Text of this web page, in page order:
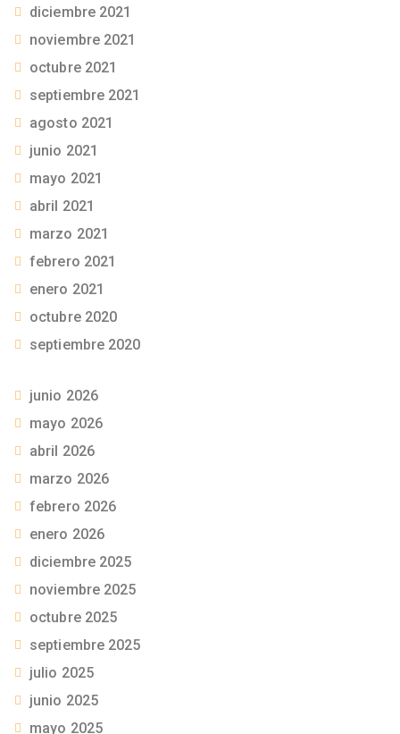
diciembre 2021
noviembre 2021
octubre 2021
septiembre 2021
agosto 2021
junio 2021
mayo 2021
abril 2021
marzo 2021
febrero 2021
enero 2021
octubre 2020
septiembre 2020
junio 2026
mayo 2026
abril 2026
marzo 2026
febrero 2026
enero 2026
diciembre 2025
noviembre 2025
octubre 2025
septiembre 2025
julio 2025
junio 2025
mayo 2025